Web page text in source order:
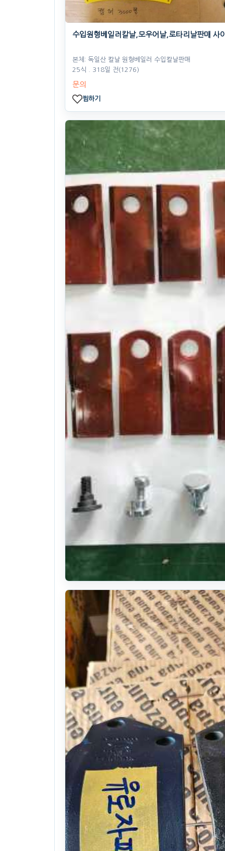
수입원형베일러칼날,모우어날,로타리날판매 사
본체: 독일산 칼날 원형베일러 수입칼날판매
25식
. 318일 전(1276)
문의
찜하기
이태리산 로타리날 판매
본체: 독일산 모우아날 독일산, 유럽산 원형칼날 수입칼
25식
. 1년 전 (1356)